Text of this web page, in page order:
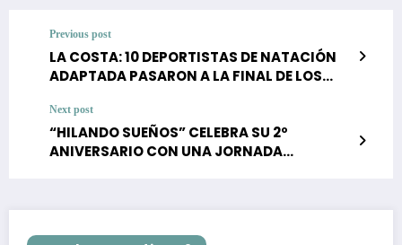
Previous post
LA COSTA: 10 DEPORTISTAS DE NATACIÓN
ADAPTADA PASARON A LA FINAL DE LOS
Next post
“HILANDO SUEÑOS” CELEBRA SU 2º
ANIVERSARIO CON UNA JORNADA